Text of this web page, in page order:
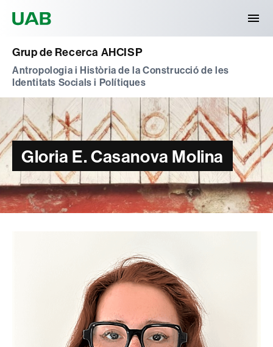
Grup de Recerca AHCISP
Antropologia i Història de la Construcció de les
Identitats Socials i Polítiques
Gloria E. Casanova Molina